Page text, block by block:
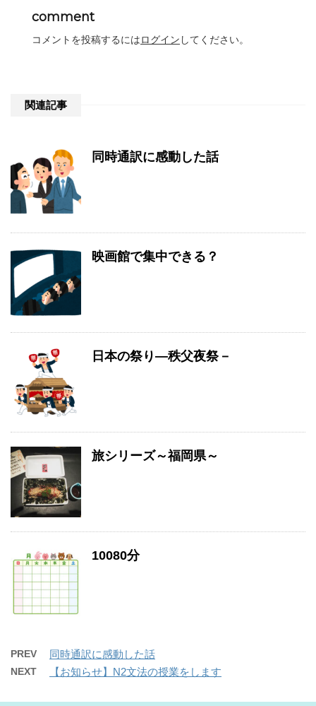
comment
コメントを投稿するにはログイン してください。
関連記事
同時通訳に感動した話
映画館で集中できる？
日本の祭り―秩父夜祭－
旅シリーズ～福岡県～
10080分
PREV 同時通訳に感動した話
NEXT 【お知らせ】N2文法の授業をします